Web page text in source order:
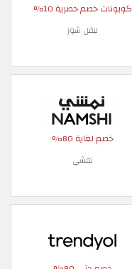
كوبونات خصم حصرية 10%
ليفل شوز
خصم لغاية 80%
نمشي